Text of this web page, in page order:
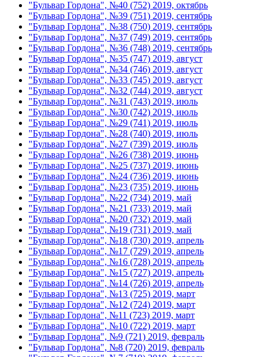
"Бульвар Гордона", №40 (752) 2019, октябрь
"Бульвар Гордона", №39 (751) 2019, сентябрь
"Бульвар Гордона", №38 (750) 2019, сентябрь
"Бульвар Гордона", №37 (749) 2019, сентябрь
"Бульвар Гордона", №36 (748) 2019, сентябрь
"Бульвар Гордона", №35 (747) 2019, август
"Бульвар Гордона", №34 (746) 2019, август
"Бульвар Гордона", №33 (745) 2019, август
"Бульвар Гордона", №32 (744) 2019, август
"Бульвар Гордона", №31 (743) 2019, июль
"Бульвар Гордона", №30 (742) 2019, июль
"Бульвар Гордона", №29 (741) 2019, июль
"Бульвар Гордона", №28 (740) 2019, июль
"Бульвар Гордона", №27 (739) 2019, июль
"Бульвар Гордона", №26 (738) 2019, июнь
"Бульвар Гордона", №25 (737) 2019, июнь
"Бульвар Гордона", №24 (736) 2019, июнь
"Бульвар Гордона", №23 (735) 2019, июнь
"Бульвар Гордона", №22 (734) 2019, май
"Бульвар Гордона", №21 (733) 2019, май
"Бульвар Гордона", №20 (732) 2019, май
"Бульвар Гордона", №19 (731) 2019, май
"Бульвар Гордона", №18 (730) 2019, апрель
"Бульвар Гордона", №17 (729) 2019, апрель
"Бульвар Гордона", №16 (728) 2019, апрель
"Бульвар Гордона", №15 (727) 2019, апрель
"Бульвар Гордона", №14 (726) 2019, апрель
"Бульвар Гордона", №13 (725) 2019, март
"Бульвар Гордона", №12 (724) 2019, март
"Бульвар Гордона", №11 (723) 2019, март
"Бульвар Гордона", №10 (722) 2019, март
"Бульвар Гордона", №9 (721) 2019, февраль
"Бульвар Гордона", №8 (720) 2019, февраль